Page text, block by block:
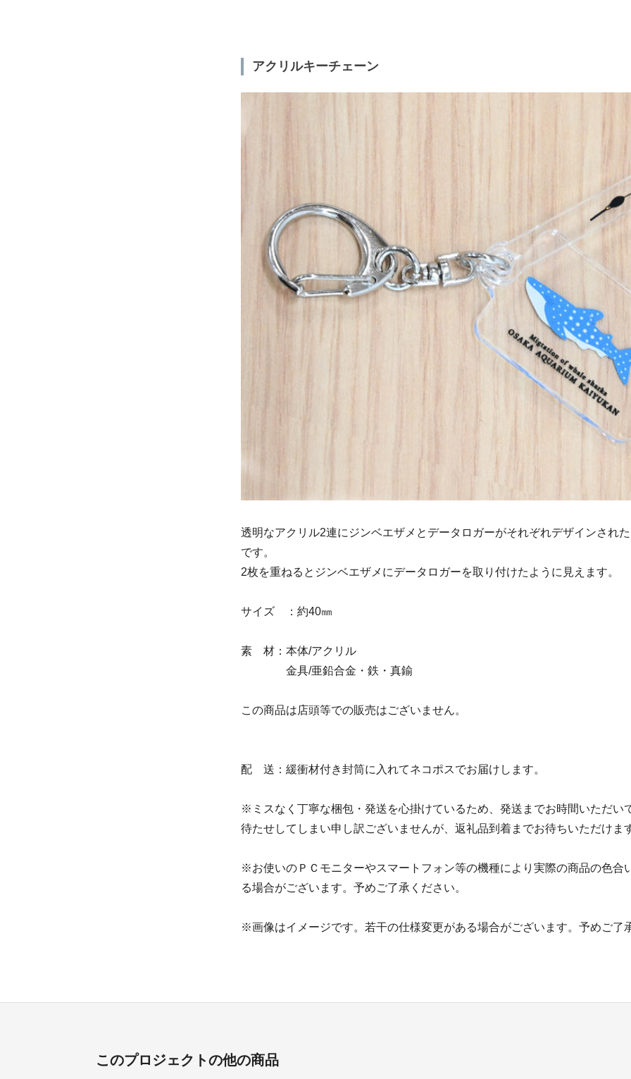
アクリルキーチェーン
透明なアクリル2連にジンベエザメとデータロガーがそれぞれデザインされ
です。
2枚を重ねるとジンベエザメにデータロガーを取り付けたように見えます。
サイズ ：約40㎜
素 材：本体/アクリル
金具/亜鉛合金・鉄・真鍮
この商品は店頭等での販売はございません。
配 送：緩衝材付き封筒に入れてネコポスでお届けします。
※ミスなく丁寧な梱包・発送を心掛けているため、発送までお時間いただい
待たせしてしまい申し訳ございませんが、返礼品到着までお待ちいただけま
※お使いのＰＣモニターやスマートフォン等の機種により実際の商品の色合
る場合がございます。予めご了承ください。
※画像はイメージです。若干の仕様変更がある場合がございます。予めご了
このプロジェクトの他の商品